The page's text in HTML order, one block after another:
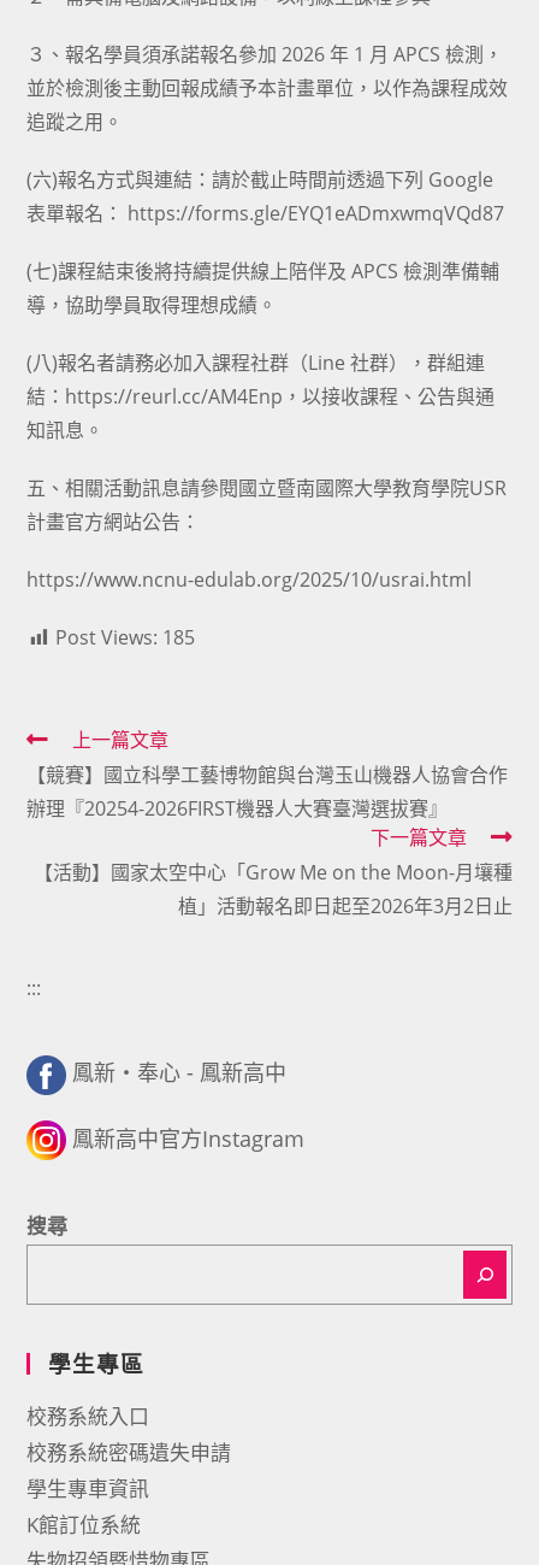
３、報名學員須承諾報名參加 2026 年 1 月 APCS 檢測，
並於檢測後主動回報成績予本計畫單位，以作為課程成效
追蹤之用。
(六)報名方式與連結：請於截止時間前透過下列 Google
表單報名： https://forms.gle/EYQ1eADmxwmqVQd87
(七)課程結束後將持續提供線上陪伴及 APCS 檢測準備輔
導，協助學員取得理想成績。
(八)報名者請務必加入課程社群（Line 社群），群組連
結：https://reurl.cc/AM4Enp，以接收課程、公告與通
知訊息。
五、相關活動訊息請參閱國立暨南國際大學教育學院USR
計畫官方網站公告：
https://www.ncnu-edulab.org/2025/10/usrai.html
Post Views: 185
Read
more
articles
上一篇文章
【競賽】國立科學工藝博物館與台灣玉山機器人協會合作
辦理『20254-2026FIRST機器人大賽臺灣選拔賽』
下一篇文章
【活動】國家太空中心「Grow Me on the Moon-月壤種
植」活動報名即日起至2026年3月2日止
:::
鳳新・奉心 - 鳳新高中
鳳新高中官方Instagram
搜尋
學生專區
校務系統入口
校務系統密碼遺失申請
學生專車資訊
K館訂位系統